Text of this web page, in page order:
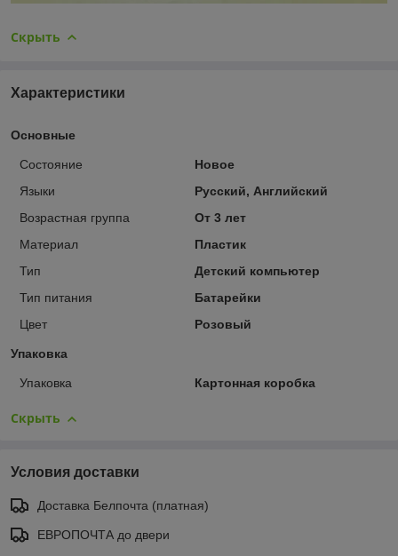
Скрыть
Характеристики
Основные
Состояние
Новое
Языки
Русский, Английский
Возрастная группа
От 3 лет
Материал
Пластик
Тип
Детский компьютер
Тип питания
Батарейки
Цвет
Розовый
Упаковка
Упаковка Картонная коробка
Скрыть
Условия доставки
Доставка Белпочта (платная)
ЕВРОПОЧТА до двери